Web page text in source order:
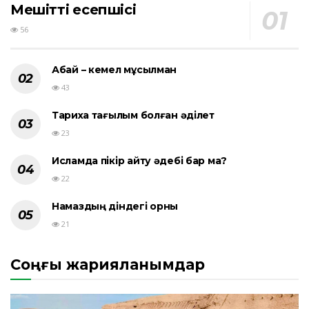
Мешіттің есепшісі
56
Абай – кемел мұсылман
43
Тарихқа тағылым болған әділет
23
Исламда пікір айту әдебі бар ма?
22
Намаздың діндегі орны
21
Соңғы жарияланымдар